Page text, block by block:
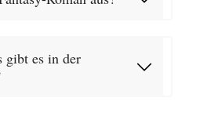
gibt es in der